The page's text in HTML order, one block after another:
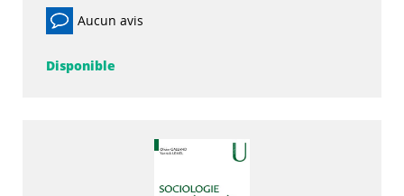
Aucun avis
Disponible